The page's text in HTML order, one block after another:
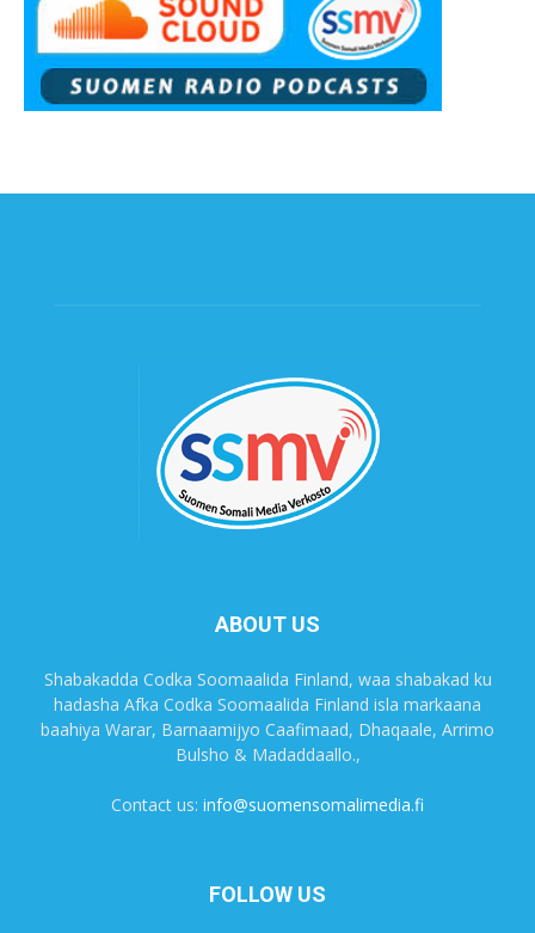
ABOUT US
Shabakadda Codka Soomaalida Finland, waa shabakad ku
hadasha Afka Codka Soomaalida Finland isla markaana
baahiya Warar, Barnaamijyo Caafimaad, Dhaqaale, Arrimo
Bulsho & Madaddaallo.,
Contact us: info@suomensomalimedia.fi
FOLLOW US